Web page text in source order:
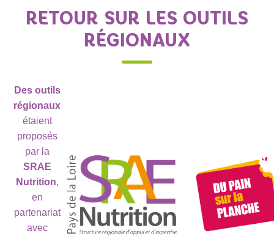
RETOUR SUR LES OUTILS
RÉGIONAUX
Des outils
régionaux
étaient
proposés
par la
SRAE
Nutrition,
en
partenariat
avec